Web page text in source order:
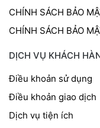
CHÍNH SÁCH BẢO
CHÍNH SÁCH BẢO
DỊCH VỤ KHÁCH
Điều khoản sử dụng
Điều khoản giao dịch
Dịch vụ tiện ích